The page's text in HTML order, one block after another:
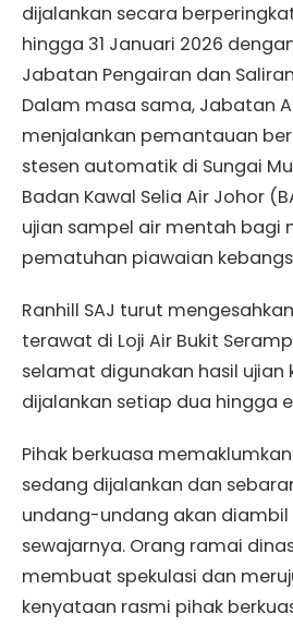
dijalankan secara
hingga 31 Januari 2026
Jabatan Pengairan dan
Dalam masa sama, Jabatan
menjalankan pemantauan
stesen automatik di Sungai
Badan Kawal Selia Air Johor
ujian sampel air mentah bagi
pematuhan piawaian
Ranhill SAJ turut
terawat di Loji Air Bukit
selamat digunakan hasil ujian
dijalankan setiap dua hingga
Pihak berkuasa
sedang dijalankan dan
undang-undang akan
sewajarnya. Orang ramai
membuat spekulasi dan
kenyataan rasmi pihak